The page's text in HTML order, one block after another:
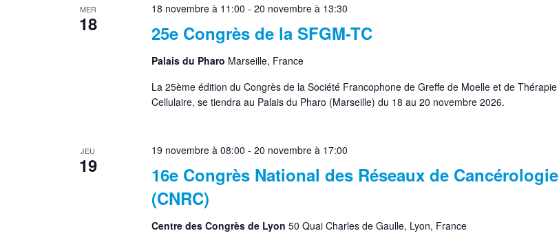
MER
18 25e Congrès de la SFGM-TC
18 novembre à 11:00 - 20 novembre à 13:30
Palais du Pharo Marseille, France
La 25ème édition du Congrès de la Société Francophone de Greffe de Moelle et de Thérapie
Cellulaire, se tiendra au Palais du Pharo (Marseille) du 18 au 20 novembre 2026.
JEU
19
16e Congrès National des Réseaux de Cancérologie
(CNRC)
19 novembre à 08:00 - 20 novembre à 17:00
Centre des Congrès de Lyon 50 Quai Charles de Gaulle, Lyon, France